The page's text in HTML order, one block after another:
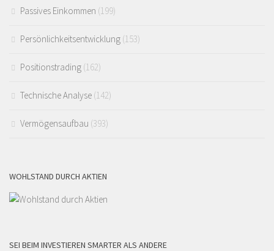
Passives Einkommen (199)
Persönlichkeitsentwicklung (153)
Positionstrading (162)
Technische Analyse (142)
Vermögensaufbau (393)
WOHLSTAND DURCH AKTIEN
SEI BEIM INVESTIEREN SMARTER ALS ANDERE